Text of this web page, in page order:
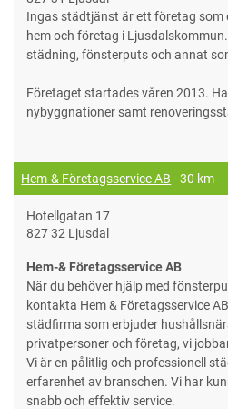
Ingas städtjänst är ett företag
hem och företag i
städning, fönsterputs och annat
Företaget startades våren 2013.
nybyggnationer samt
Hem-& Företagsservice AB - 30 km
Hotellgatan 17
827 32 Ljusdal
Hem-& Företagsservice AB
När du behöver hjälp med
kontakta Hem & Företagsservice
städfirma som erbjuder
privatpersoner och företag, vi
Vi är en pålitlig och professionell
erfarenhet av branschen. Vi har
snabb och effektiv service.